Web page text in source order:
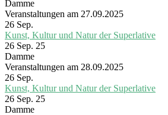
Damme
Veranstaltungen am 27.09.2025
26 Sep.
Kunst, Kultur und Natur der Superlative
26 Sep. 25
Damme
Veranstaltungen am 28.09.2025
26 Sep.
Kunst, Kultur und Natur der Superlative
26 Sep. 25
Damme